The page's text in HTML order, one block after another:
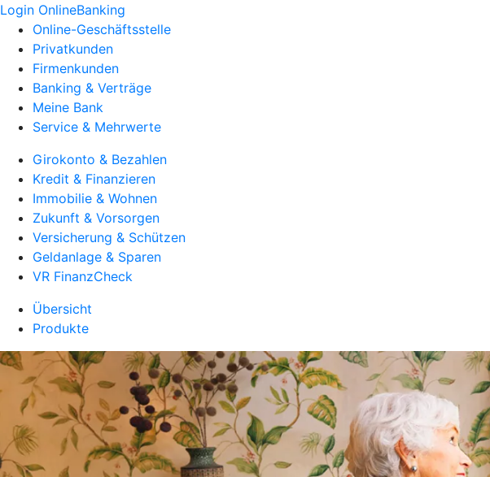
Login OnlineBanking
Online-Geschäftsstelle
Privatkunden
Firmenkunden
Banking & Verträge
Meine Bank
Service & Mehrwerte
Girokonto & Bezahlen
Kredit & Finanzieren
Immobilie & Wohnen
Zukunft & Vorsorgen
Versicherung & Schützen
Geldanlage & Sparen
VR FinanzCheck
Übersicht
Produkte